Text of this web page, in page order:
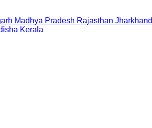
Madhya Pradesh Rajasthan Jharkhand
Kerala